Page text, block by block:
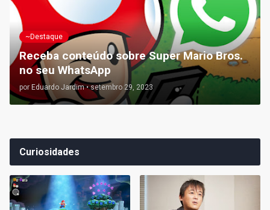
~Destaque
Receba conteúdo sobre Super Mario Bros.
no seu WhatsApp
por Eduardo Jardim • setembro 29, 2023
Curiosidades